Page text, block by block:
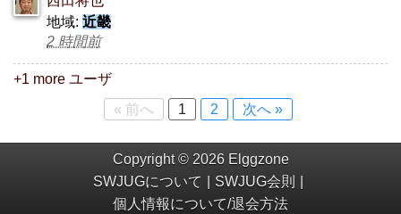
地域: 近畿
2 時間前
+1 more ユーザ
« 前へ
1 2 次へ »
Copyright © 2026 Elggzone
SWJUGについて
SWJUG会則
個人情報について/退会方法